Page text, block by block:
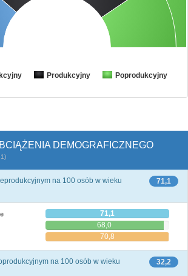
Produkcyjny Poprodukcyjny
DEMOGRAFICZNEGO
71,1
na 100 osób w wieku
71,1
68,0
70,8
32,2
na 100 osób w wieku